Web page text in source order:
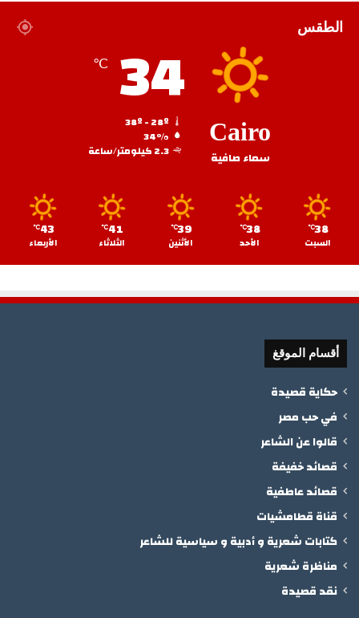
الطقس
Cairo
سماء صافية
34
℃
34%
2.3 كيلومتر/ساعة
38
℃
السبت
38
℃
الأحد
39
℃
الأثنين
41
℃
الثلاثاء
43
℃
الأربعاء
أقسام الموقغ
حكاية قصيدة
في حب مصر
قالوا عن الشاعر
قصائد خفيفة
قصائد عاطفية
قناة قطامشيات
كتابات شعرية و أدبية و سياسية للشاعر
مناظرة شعرية
نقد قصيدة